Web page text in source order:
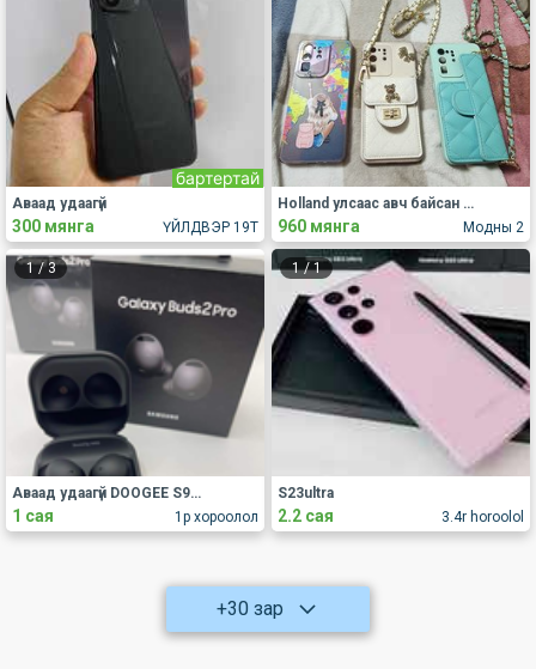
бартертай
ҮЙЛДВЭР 19Т
Аваад удаагүй
300 мянга Модны 2
Holland улсаас авч байсан оригнал Europe S20, Esim уншина
960 мянга
1/3
1р хороолол
Аваад удаагүй DOOGEE S99 зарна.
1 сая
1/1
3.4r horoolol
S23ultra
2.2 сая
+30 зар